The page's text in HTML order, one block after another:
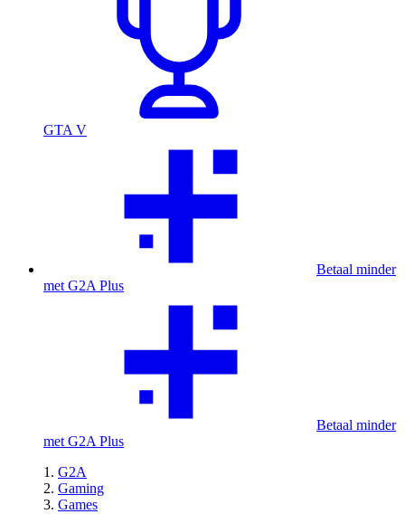
GTA V
Betaal minder
met G2A Plus
Betaal minder
met G2A Plus
G2A
Gaming
Games